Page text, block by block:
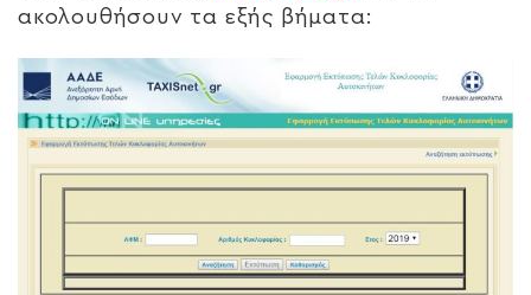
ακολουθήσουν τα εξής βήματα: